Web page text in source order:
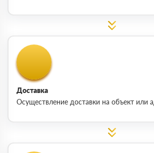
Доставка
Осуществление доставки на объект или